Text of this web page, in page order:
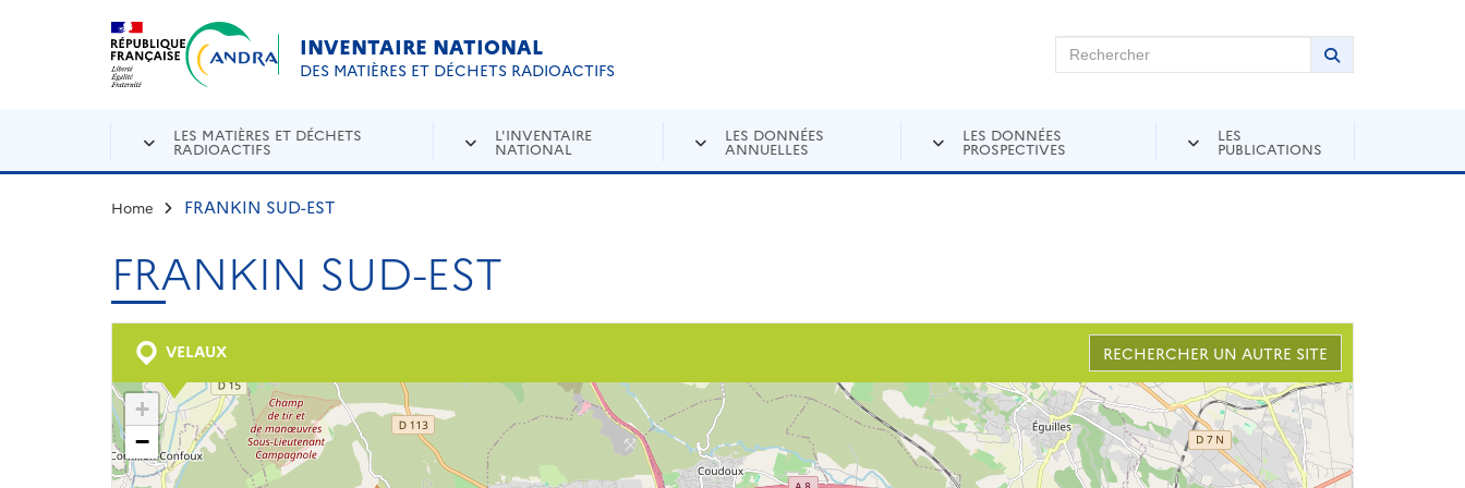
Aller au contenu principal
INVENTAIRE NATIONAL
DES MATIÈRES ET DÉCHETS RADIOACTIFS
Rechercher sur Andra Inventaire Rechercher
Lancer la
LES MATIÈRES ET DÉCHETS
RADIOACTIFS
L'INVENTAIRE
NATIONAL
LES DONNÉES
ANNUELLES
LES DONNÉES
PROSPECTIVES
LES
PUBLICATIONS
Home FRANKIN SUD-EST
FRANKIN SUD-EST
VELAUX RECHERCHER UN AUTRE SITE
+
−